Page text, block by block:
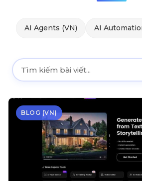
AI Agents (VN) AI
BLOG (VN)